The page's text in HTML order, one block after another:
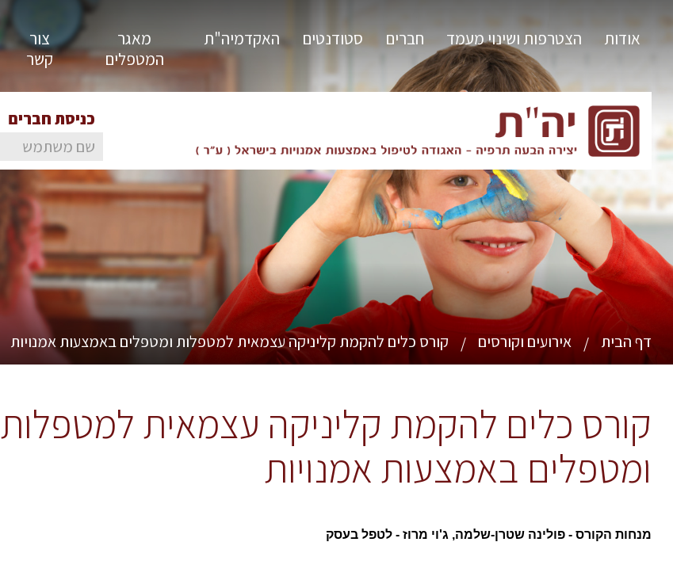
אודות הצטרפות ושינוי מעמד חברים סטודנטים האקדמיה"ת
מאגר
המטפלים
צור
קשר
כניסת חברים
דף הבית / אירועים וקורסים / קורס כלים להקמת קליניקה עצמאית למטפלות ומטפלים באמצעות אמנויות
קורס כלים להקמת קליניקה עצמאית למטפלות
ומטפלים באמצעות אמנויות
מנחות הקורס - פולינה שטרן-שלמה, ג'וי מרוז - לטפל בעסק